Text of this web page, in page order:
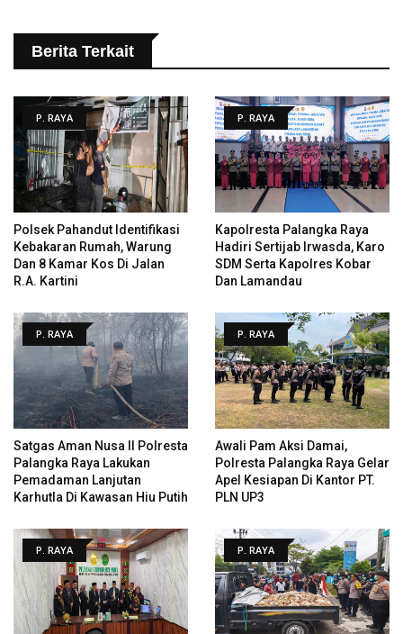
Berita Terkait
P. RAYA
Polsek Pahandut Identifikasi
Kebakaran Rumah, Warung
Dan 8 Kamar Kos Di Jalan
R.A. Kartini
P. RAYA
Kapolresta Palangka Raya
Hadiri Sertijab Irwasda, Karo
SDM Serta Kapolres Kobar
Dan Lamandau
P. RAYA
Satgas Aman Nusa II Polresta
Palangka Raya Lakukan
Pemadaman Lanjutan
Karhutla Di Kawasan Hiu Putih
P. RAYA
Awali Pam Aksi Damai,
Polresta Palangka Raya Gelar
Apel Kesiapan Di Kantor PT.
PLN UP3
P. RAYA P. RAYA